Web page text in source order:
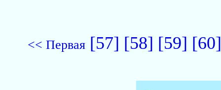
<< Первая [57] [58] [59]